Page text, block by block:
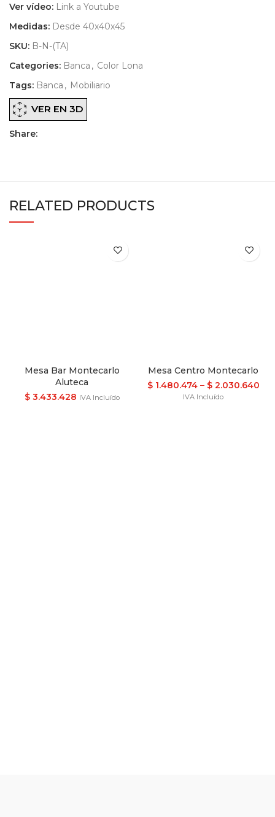
Ver vídeo: Link a Youtube
Medidas: Desde 40x40x45
SKU: B-N-(TA)
Categories: Banca , Color Lona
Tags: Banca , Mobiliario
VER EN 3D
Share:
RELATED PRODUCTS
Mesa Bar Montecarlo
Aluteca
$3.433.428 IVA Incluído
Mesa Centro Montecarlo
$1.480.474– $2.030.640
IVA Incluído